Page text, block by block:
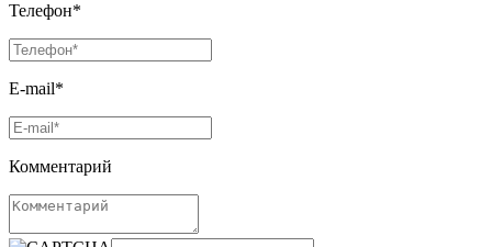
Телефон*
E-mail*
Комментарий